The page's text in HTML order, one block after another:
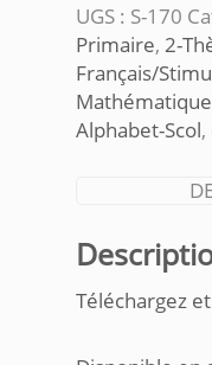
UGS : S-170
Primaire, 2-
Français/
Mathématique
Alphabet-Scol,
Téléchargez